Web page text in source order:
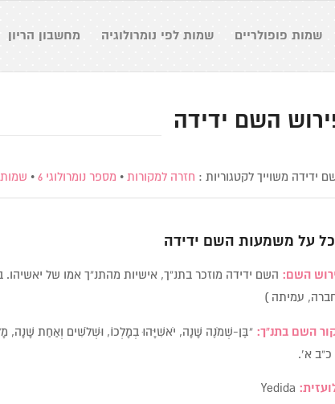
שמות פופולריים שמות לפי נומרולוגיה מחשבון הריון
השם ידידה
ידידה משוייך לקטגוריות : חזרה למקורות • מספר נומרולוגי 6 • שמות
על משמעות השם ידידה
השם: השם ידידה מוזכר בתנ”ך, אישיות מהתנ”ך אמו של
עמיתה )
השם בתנ”ך:“בֶּן-שְׁמֹנֶה שָׁנָה, יֹאשִׁיָּהוּ בְמָלְכוֹ, וּשְׁלֹשִׁים וְאַחַת שָׁנָה,
כ”ב א’.